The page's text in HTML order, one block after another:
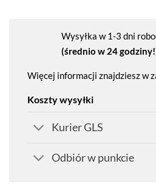
Wysyłka w 1-3 dni
(średnio w 24
Więcej informacji znajdziesz w
Koszty wysyłki
Kurier GLS
Odbiór w punkcie